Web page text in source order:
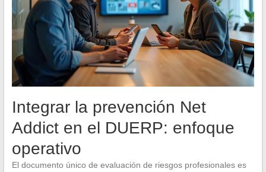
Integrar la prevención Net
Addict en el DUERP: enfoque
operativo
El documento único de evaluación de riesgos profesionales es